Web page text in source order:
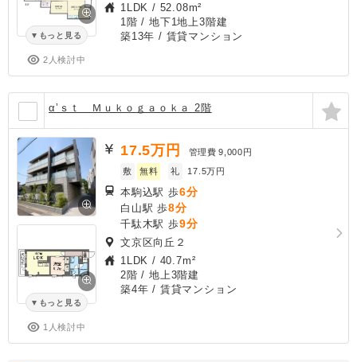
もっと見る
2人検討中
1LDK / 52.08m²
1階 / 地下1地上3階建
築13年 / 賃貸マンション
α’ｓｔ Ｍｕｋｏｇａｏｋａ 2階
もっと見る
1人検討中
17.5万円 管理費 9,000円
敷
無料 礼 17.5万円
本駒込駅 歩6分
白山駅 歩8分
千駄木駅 歩9分
文京区向丘２
1LDK / 40.7m²
2階 / 地上3階建
築4年 / 賃貸マンション